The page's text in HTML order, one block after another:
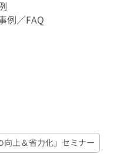
例／FAQ
向上＆省力化」セミナー